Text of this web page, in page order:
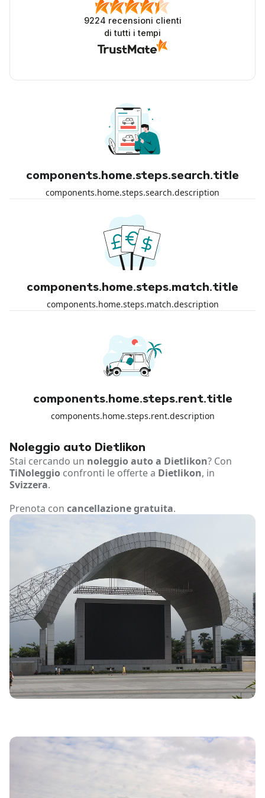
9224 recensioni clienti
di tutti i tempi
components.home.steps.search.title
components.home.steps.search.description
components.home.steps.match.title
components.home.steps.match.description
components.home.steps.rent.title
components.home.steps.rent.description
Noleggio auto Dietlikon
Stai cercando un noleggio auto a Dietlikon? Con
TiNoleggio confronti le offerte a Dietlikon, in
Svizzera.
Prenota con cancellazione gratuita.